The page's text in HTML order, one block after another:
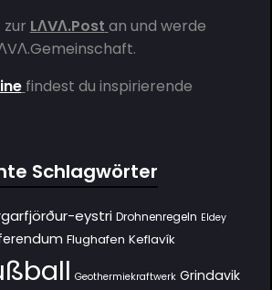
LΛVΛ.Post an und werde
.
findest du inspirierende
Schlagwörter
eystri Drohnenregeln Eldey
Flughafen Keflavík
Geothermiekraftwerk Grindavik